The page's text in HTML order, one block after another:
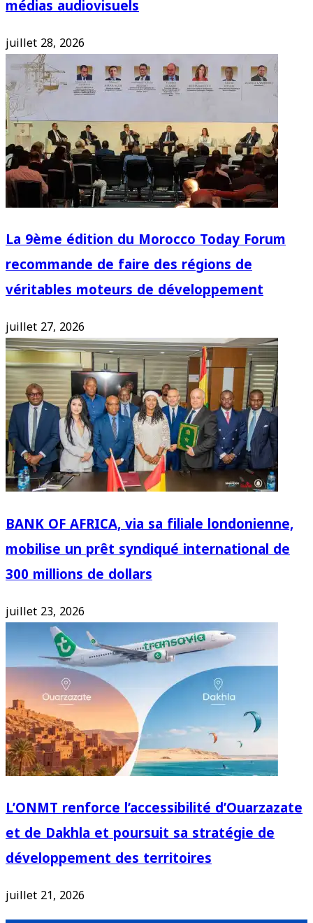
médias audiovisuels
juillet 28, 2026
La 9ème édition du Morocco Today Forum
recommande de faire des régions de
véritables moteurs de développement
juillet 27, 2026
BANK OF AFRICA, via sa filiale londonienne,
mobilise un prêt syndiqué international de
300 millions de dollars
juillet 23, 2026
L’ONMT renforce l’accessibilité d’Ouarzazate
et de Dakhla et poursuit sa stratégie de
développement des territoires
juillet 21, 2026